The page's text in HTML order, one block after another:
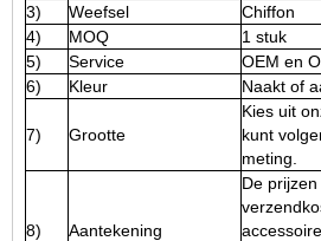
3)
Weefsel
Chiffon
4)
MOQ
1 stuk
5)
Service
OEM en
6)
Kleur Naakt of
7) Grootte
Kies uit
kunt
meting.
8) Aantekening
De